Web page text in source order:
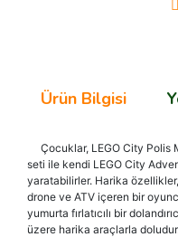
Ürün Bilgisi
Çocuklar, LEGO City Polis
seti ile kendi LEGO City
yaratabilirler. Harika
drone ve ATV içeren bir
yumurta fırlatıcılı bir
üzere harika araçlarla